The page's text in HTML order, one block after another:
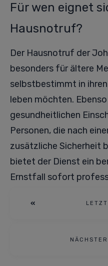
Für wen eignet
Hausnotruf?
Der Hausnotruf der
besonders für ältere
selbstbestimmt in ihren
leben möchten.
gesundheitlichen
Personen, die nach
zusätzliche Sicherheit
bietet der Dienst ein
Ernstfall sofort